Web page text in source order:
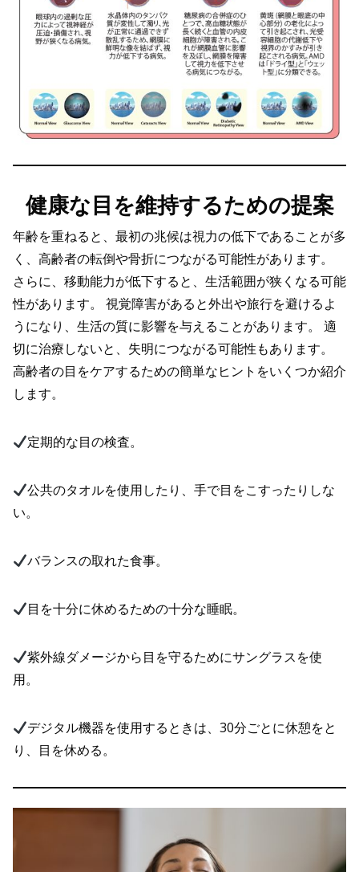
健康な目を維持するための提案
年齢を重ねると、最初の兆候は視力の低下であることが多
く、高齢者の転倒や骨折につながる可能性があります。
さらに、移動能力が低下すると、生活範囲が狭くなる可能
性があります。 視覚障害があると外出や旅行を避けるよ
うになり、生活の質に影響を与えることがあります。 適
切に治療しないと、失明につながる可能性もあります。
高齢者の目をケアするための簡単なヒントをいくつか紹介
します。
定期的な目の検査。
公共のタオルを使用したり、手で目をこすったりしな
い。
バランスの取れた食事。
目を十分に休めるための十分な睡眠。
紫外線ダメージから目を守るためにサングラスを使
用。
デジタル機器を使用するときは、30分ごとに休憩をと
り、目を休める。